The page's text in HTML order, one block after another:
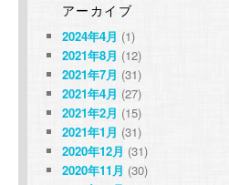
アーカイブ
2024年4月 (1)
2021年8月 (12)
2021年7月 (31)
2021年4月 (27)
2021年2月 (15)
2021年1月 (31)
2020年12月 (31)
2020年11月 (30)